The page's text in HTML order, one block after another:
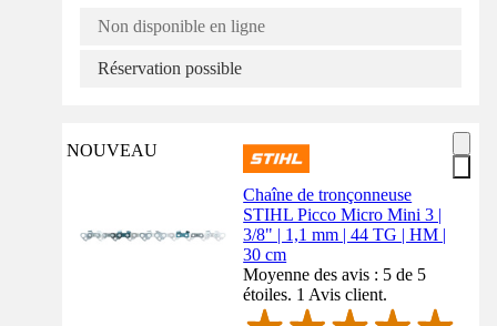
Non disponible en ligne
Réservation possible
NOUVEAU
Chaîne de tronçonneuse
STIHL Picco Micro Mini 3 |
3/8" | 1,1 mm | 44 TG | HM |
30 cm
Moyenne des avis : 5 de 5
étoiles. 1 Avis client.